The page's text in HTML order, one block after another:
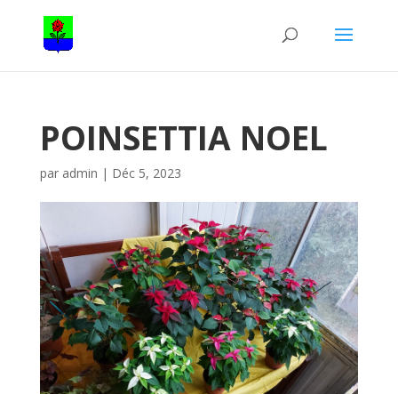
POINSETTIA NOEL
par admin | Déc 5, 2023